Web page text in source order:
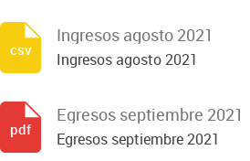
Ingresos agosto 2021
Ingresos agosto 2021
csv
Egresos septiembre 2021
Egresos septiembre 2021
pdf